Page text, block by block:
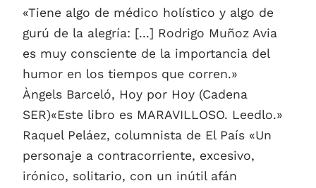
«Tiene algo de médico holístico y algo de
gurú de la alegría: [...] Rodrigo Muñoz Avia
es muy consciente de la importancia del
humor en los tiempos que corren.»
Àngels Barceló, Hoy por Hoy (Cadena
SER)«Este libro es MARAVILLOSO. Leedlo.»
Raquel Peláez, columnista de El País «Un
personaje a contracorriente, excesivo,
irónico, solitario, con un inútil afán